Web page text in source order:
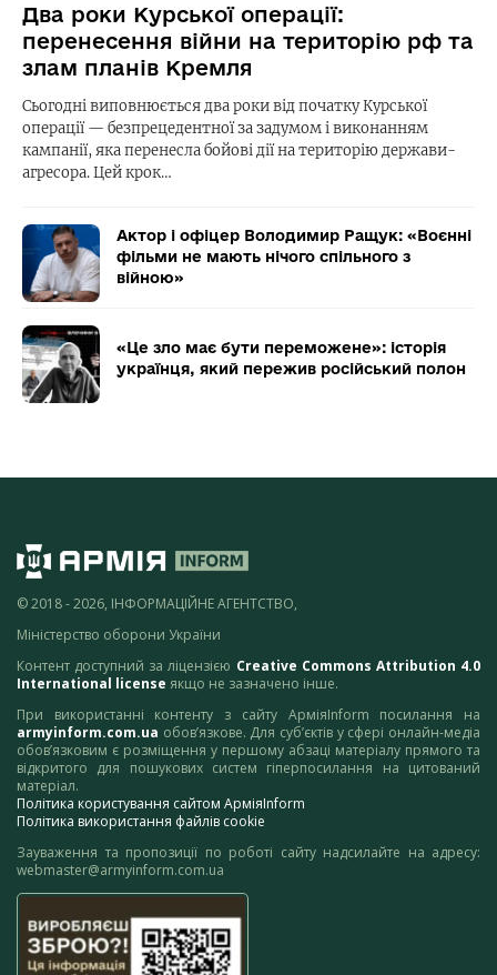
Два роки Курської операції:
перенесення війни на територію рф та
злам планів Кремля
Сьогодні виповнюється два роки від початку Курської
операції — безпрецедентної за задумом і виконанням
кампанії, яка перенесла бойові дії на територію держави-
агресора. Цей крок…
Актор і офіцер Володимир Ращук: «Воєнні
фільми не мають нічого спільного з
війною»
«Це зло має бути переможене»: історія
українця, який пережив російський полон
© 2018 - 2026, ІНФОРМАЦІЙНЕ АГЕНТСТВО,
Міністерство оборони України
Контент доступний за ліцензією Creative Commons Attribution 4.0
International license якщо не зазначено інше.
При використанні контенту з сайту АрміяInform посилання на
armyinform.com.ua обов’язкове. Для суб’єктів у сфері онлайн-медіа
обов’язковим є розміщення у першому абзаці матеріалу прямого та
відкритого для пошукових систем гіперпосилання на цитований
матеріал.
Політика користування сайтом АрміяInform
Політика використання файлів cookie
Зауваження та пропозиції по роботі сайту надсилайте на адресу:
webmaster@armyinform.com.ua